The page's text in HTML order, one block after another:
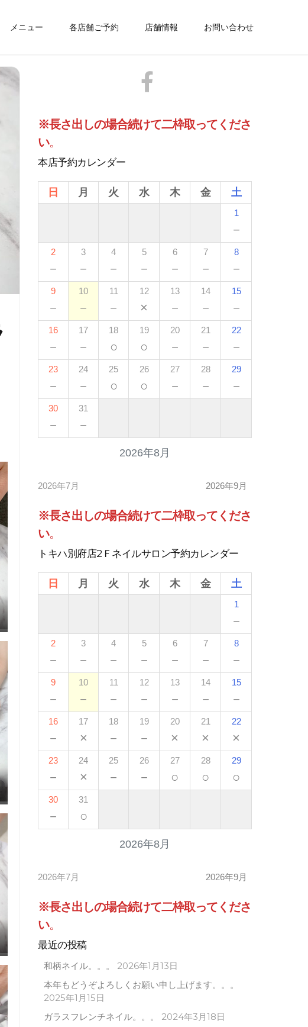
メニュー 各店舗ご予約 店舗情報 お問い合わせ
※長さ出しの場合続けて二枠取ってくださ
い。
本店予約カレンダー
2026年8月
日 月 火 水 木 金 土
1
－
2
－
3
－
4
－
5
－
6
－
7
－
8
－
9
－
10
－
11
－
12
×
13
－
14
－
15
－
16
－
17
－
18
○
19
○
20
－
21
－
22
－
23
－
24
－
25
○
26
○
27
－
28
－
29
－
30
－
31
－
2026年7月 2026年9月
※長さ出しの場合続けて二枠取ってくださ
い。
トキハ別府店2Ｆネイルサロン予約カレンダー
2026年8月
日 月 火 水 木 金 土
1
－
2
－
3
－
4
－
5
－
6
－
7
－
8
－
9
－
10
－
11
－
12
－
13
－
14
－
15
－
16
－
17
×
18
－
19
－
20
×
21
×
22
×
23
－
24
×
25
－
26
－
27
○
28
○
29
○
30
－
31
○
2026年7月 2026年9月
※長さ出しの場合続けて二枠取ってくださ
い。
最近の投稿
和柄ネイル。。。
2026年1月13日
本年もどうぞよろしくお願い申し上げます。。。
2025年1月15日
ガラスフレンチネイル。。。
2024年3月18日